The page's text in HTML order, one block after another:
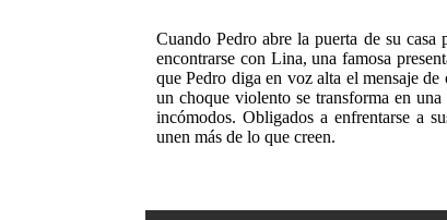
Cuando Pedro abre la puerta de su
encontrarse con Lina, una famosa
que Pedro diga en voz alta el mensaje
un choque violento se transforma en
incómodos. Obligados a enfrentarse a
unen más de lo que creen.